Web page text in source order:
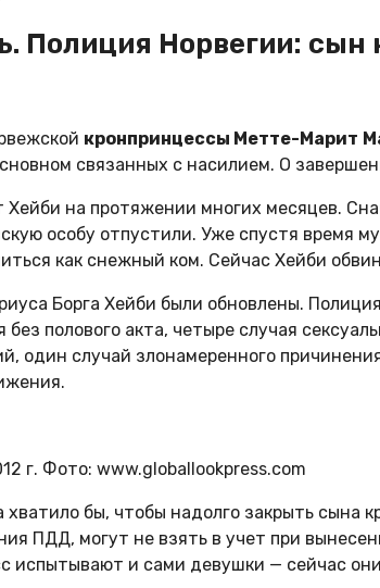
Полиция Норвегии:
кронпринцессы Метте-Марит
связанных с насилием. О
на протяжении многих месяцев.
особу отпустили. Уже спустя время
как снежный ком. Сейчас Хейби
Борга Хейби были обновлены.
без полового акта, четыре случая
один случай злонамеренного
г. Фото: www.globallookpress.com
хватило бы, чтобы надолго закрыть сына
ПДД, могут не взять в учет при
испытывают и сами девушки — сейчас